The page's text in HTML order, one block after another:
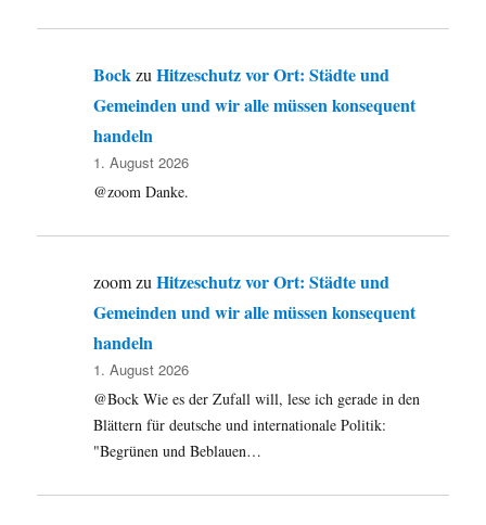
BockzuHitzeschutz vor Ort: Städte und
Gemeinden und wir alle müssen konsequent
handeln
1. August 2026
@zoom Danke.
zoomzuHitzeschutz vor Ort: Städte und
Gemeinden und wir alle müssen konsequent
handeln
1. August 2026
@Bock Wie es der Zufall will, lese ich gerade in den
Blättern für deutsche und internationale Politik:
"Begrünen und Beblauen…